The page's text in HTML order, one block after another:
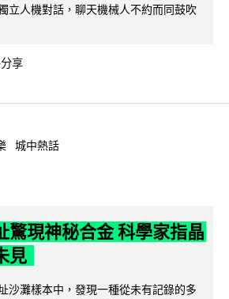
立人機對話，聊天機械人不約而同鼓吹
分享
城中熱話
驚現神秘合金 科學家指晶
見
沙灘樣本中，發現一種從未有記錄的多